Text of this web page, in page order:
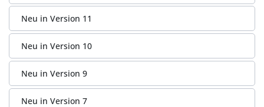
Neu in Version 11
Neu in Version 10
Neu in Version 9
Neu in Version 7